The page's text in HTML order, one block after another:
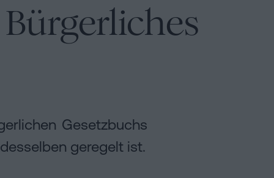
Gesetzbuchs
geregelt ist.